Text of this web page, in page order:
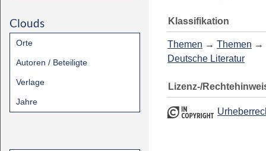
Clouds
Orte
Autoren / Beteiligte
Verlage
Jahre
Klassifikation
Themen → Themen →
Deutsche Literatur
Lizenz-/